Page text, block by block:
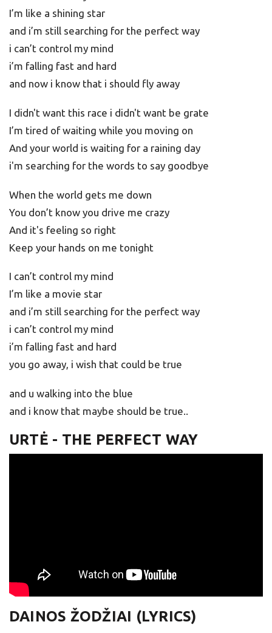
I’m like a shining star
and i’m still searching for the perfect way
i can’t control my mind
i’m falling fast and hard
and now i know that i should fly away
I didn't want this race i didn't want be grate
I’m tired of waiting while you moving on
And your world is waiting for a raining day
i'm searching for the words to say goodbye
When the world gets me down
You don’t know you drive me crazy
And it's feeling so right
Keep your hands on me tonight
I can’t control my mind
I’m like a movie star
and i’m still searching for the perfect way
i can’t control my mind
i’m falling fast and hard
you go away, i wish that could be true
and u walking into the blue
and i know that maybe should be true..
URTĖ - THE PERFECT WAY
DAINOS ŽODŽIAI (LYRICS)